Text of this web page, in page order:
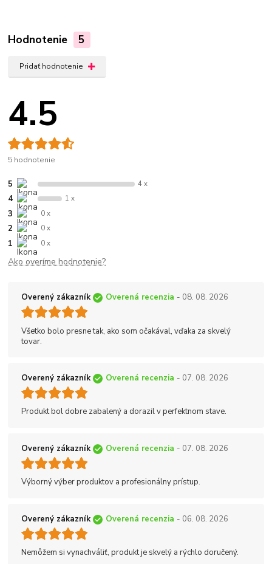
Hodnotenie 5
Pridať hodnotenie
4.5
5 hodnotenie
5 4 x
4 1 x
3 0 x
2 0 x
1 0 x
Ako overíme hodnotenie?
Overený zákazník Overená recenzia - 08. 08. 2026
Všetko bolo presne tak, ako som očakával, vďaka za skvelý
tovar.
Overený zákazník Overená recenzia - 07. 08. 2026
Produkt bol dobre zabalený a dorazil v perfektnom stave.
Overený zákazník Overená recenzia - 07. 08. 2026
Výborný výber produktov a profesionálny prístup.
Overený zákazník Overená recenzia - 06. 08. 2026
Nemôžem si vynachváliť, produkt je skvelý a rýchlo doručený.